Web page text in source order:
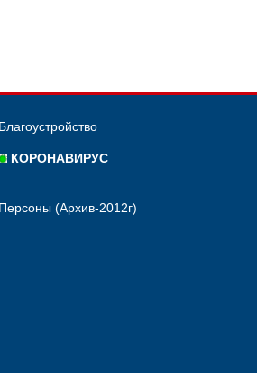
Благоустройство
КОРОНАВИРУС
Персоны (Архив-2012г)